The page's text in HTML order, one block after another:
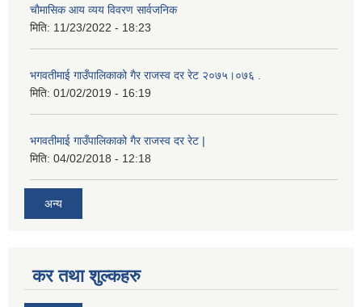
चाैमासिक आय व्यय विवरण सार्वजनिक
मिति: 11/23/2022 - 18:23
भगवतीमाई गाउँपालिकाको गैर राजस्व दर रेट २०७५।०७६ .
मिति: 01/02/2019 - 16:19
भगवतीमाई गाउँपालिकाको गैर राजस्व दर रेट |
मिति: 04/02/2018 - 12:18
अन्य
कर तथा शुल्कहरु